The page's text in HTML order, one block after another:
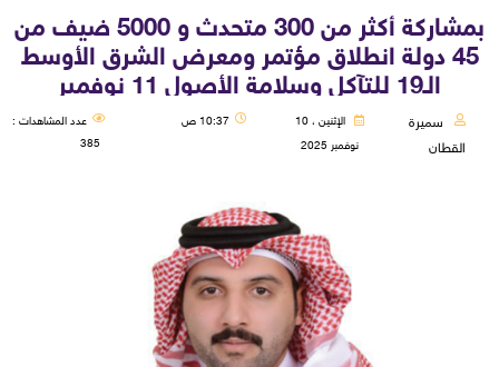
بمشاركة أكثر من 300 متحدث و 5000 ضيف من
45 دولة انطلاق مؤتمر ومعرض الشرق الأوسط
الـ19 للتآكل وسلامة الأصول 11 نوفمبر
سميرة
القطان
الإثنين ، 10
نوفمبر 2025
10:37 ص
عدد المشاهدات :
385